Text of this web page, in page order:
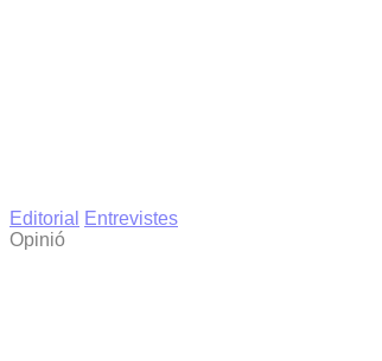
Editorial
Entrevistes
Opinió